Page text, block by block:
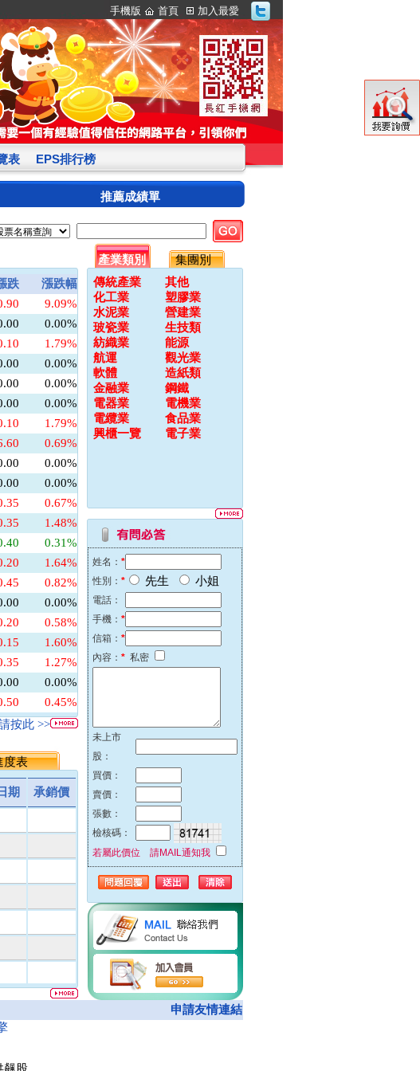
手機版 首頁 加入最愛
表 EPS排行榜
推薦成績單
跌
漲跌幅
9.09%
0.00%
1.79%
0.00%
0.00%
0.00%
1.79%
0.69%
0.00%
0.00%
0.67%
1.48%
0.31%
1.64%
0.82%
0.00%
0.58%
1.60%
1.27%
0.00%
0.45%
3.51%
1.32%
1.23%
0.00%
0.00%
0.74%
0.05%
0.00%
0.08%
0.50%
按此 >>
表
期 承銷價
產業類別
集團別
傳統產業
其他
化工業
塑膠業
水泥業
營建業
玻瓷業
生技類
紡織業
能源
航運
觀光業
軟體
造紙類
金融業
鋼鐵
電器業
電機業
電纜業
食品業
興櫃一覽
電子業
姓名： *
性別： * 先生 小姐
電話：
手機： *
信箱： *
內容： * 私密
未上市
股：
買價：
賣價：
張數：
檢核碼：
若屬此價位 請MAIL通知我
申請友情連結